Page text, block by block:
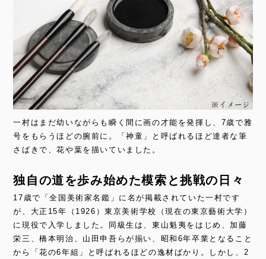
一村はまだ幼いながらも瞬く間に画の才能を発揮し、7歳で雅
号をもらうほどの腕前に。「神童」と呼ばれるほど達者な筆
さばきで、花や葉を描いていました。
独自の道を歩み始めた模索と挑戦の日々
17歳で「全国美術家名鑑」に名が掲載されていた一村です
が、大正15年（1926）東京美術学校（現在の東京藝術大学）
に現役で入学しました。同級生は、東山魁夷をはじめ、加藤
栄三、橋本明治、山田申吾らが揃い、昭和6年卒業となること
から「花の6年組」と呼ばれるほどの逸材ばかり。しかし、2